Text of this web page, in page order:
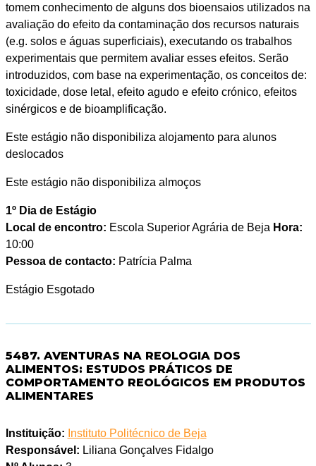
tomem conhecimento de alguns dos bioensaios utilizados na
avaliação do efeito da contaminação dos recursos naturais
(e.g. solos e águas superficiais), executando os trabalhos
experimentais que permitem avaliar esses efeitos. Serão
introduzidos, com base na experimentação, os conceitos de:
toxicidade, dose letal, efeito agudo e efeito crónico, efeitos
sinérgicos e de bioamplificação.
Este estágio não disponibiliza alojamento para alunos
deslocados
Este estágio não disponibiliza almoços
1º Dia de Estágio
Local de encontro: Escola Superior Agrária de Beja Hora:
10:00
Pessoa de contacto: Patrícia Palma
Estágio Esgotado
5487. AVENTURAS NA REOLOGIA DOS
ALIMENTOS: ESTUDOS PRÁTICOS DE
COMPORTAMENTO REOLÓGICOS EM PRODUTOS
ALIMENTARES
Instituição: Instituto Politécnico de Beja
Responsável: Liliana Gonçalves Fidalgo